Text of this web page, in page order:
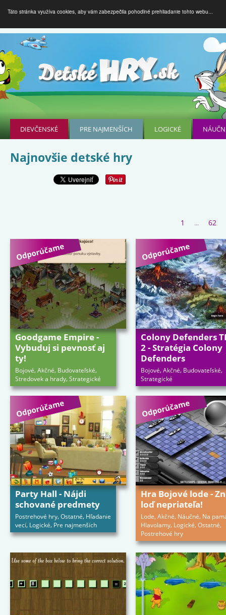
Táto stránka využíva cookies, aby vám zabezpečila pohodlné prehliadanie tohto webu...
DIEVČENSKÉ PRE NAJMENŠÍCH LOGICKÉ
Najnovšie detské hry
1 ... 62
Goodgame Empire -
Vybuduj si pevnosť aj
ty!
Bojové,Akčné, Budovateľské,
Stredovek a hrady,Strategické
Colony Defenders
2 - Stratégia Colony
Defenders
Bojové,Akčné, Budovateľské,
Strategické
Party Hall - Nájdi
schované predmety
Postrehové hry,Ostatné, Hľadanie
vecí, Logické, Pre najmenších
Hra Bojové lode -
loď nepriateľa!
Lode,Akčné, Náučné, Na
Hlavolamy, Logické,Ostatné,
Postrehové hry